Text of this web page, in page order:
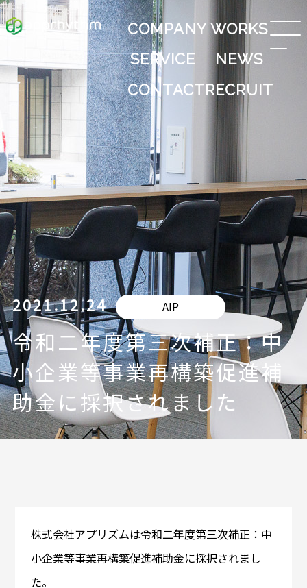
COMPANYWORKS
SERVICE
NEWS
CONTACTRECRUIT
2021.12.24 AIP
令和二年度第三次補正：中
小企業等事業再構築促進補
助金に採択されました
株式会社アプリズムは令和二年度第三次補正：中
小企業等事業再構築促進補助金に採択されまし
た。